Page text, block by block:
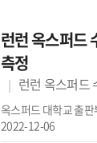
런런 옥스퍼드
측정
런런 옥스퍼드
옥스퍼드 대학교 출판
2022-12-06